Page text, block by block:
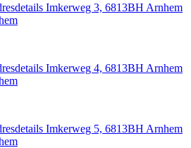
Imkerweg 3, 6813BH Arnhem
Imkerweg 4, 6813BH Arnhem
Imkerweg 5, 6813BH Arnhem